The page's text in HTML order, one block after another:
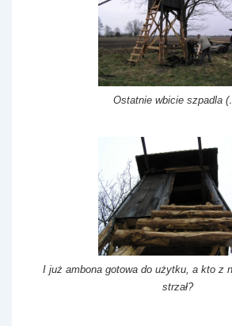
Ostatnie wbicie szpadla
I już ambona gotowa do użytku, a kto z
strzał?